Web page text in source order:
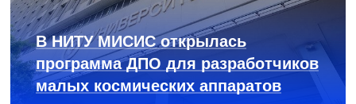
В НИТУ МИСИС открылась
программа ДПО для разработчиков
малых космических аппаратов